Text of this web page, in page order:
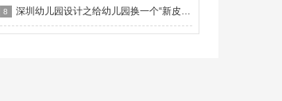
8 深圳幼儿园设计之给幼儿园换一个“新皮肤”